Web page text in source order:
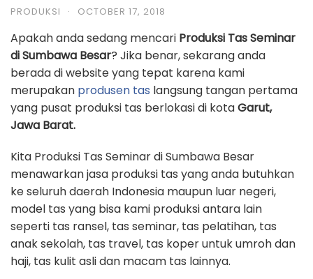
PRODUKSI · OCTOBER 17, 2018
Apakah anda sedang mencari Produksi Tas Seminar
di Sumbawa Besar? Jika benar, sekarang anda
berada di website yang tepat karena kami
merupakan produsen tas langsung tangan pertama
yang pusat produksi tas berlokasi di kotaGarut,
Jawa Barat.
Kita Produksi Tas Seminar di Sumbawa Besar
menawarkan jasa produksi tas yang anda butuhkan
ke seluruh daerah Indonesia maupun luar negeri,
model tas yang bisa kami produksi antara lain
seperti tas ransel, tas seminar, tas pelatihan, tas
anak sekolah, tas travel, tas koper untuk umroh dan
haji, tas kulit asli dan macam tas lainnya.